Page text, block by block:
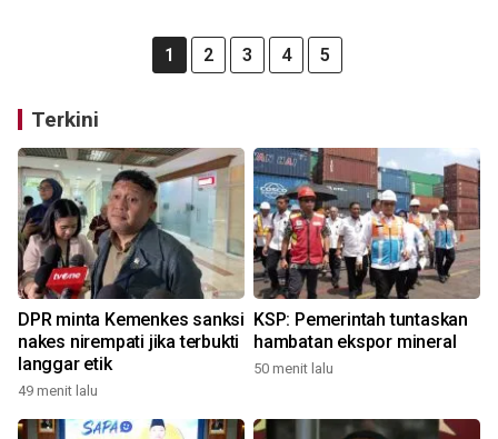
1 2 3 4 5
Terkini
DPR minta Kemenkes sanksi
nakes nirempati jika terbukti
langgar etik
49 menit lalu
KSP: Pemerintah tuntaskan
hambatan ekspor mineral
50 menit lalu